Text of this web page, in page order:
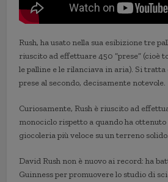
Rush, ha usato nella sua esibizione tre
riuscito ad effettuare 450 “prese” (cioè
le palline e le rilanciava in aria). Si tratta
prese al secondo, decisamente notevole.
Curiosamente, Rush è riuscito ad
monociclo rispetto a quando ha
giocoleria più veloce su un terreno solido.
David Rush non è nuovo ai record: ha
Guinness per promuovere lo studio di